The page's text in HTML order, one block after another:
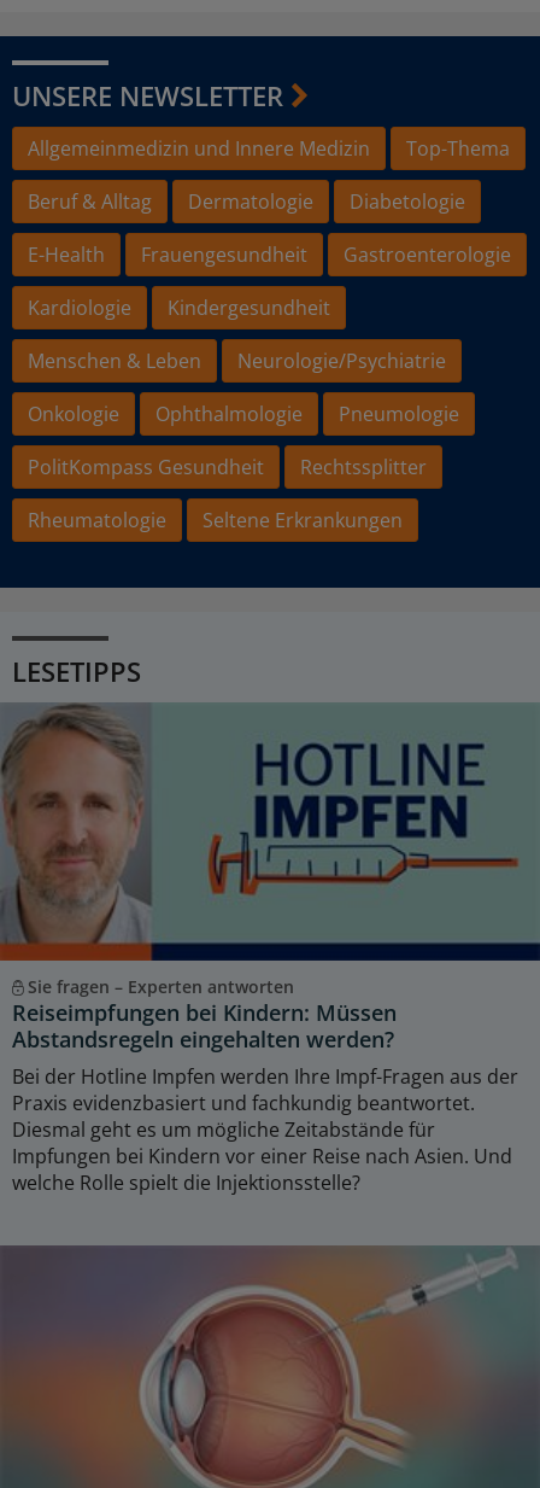
UNSERE NEWSLETTER
Allgemeinmedizin und Innere Medizin
Top-Thema
Beruf & Alltag
Dermatologie
Diabetologie
E-Health
Frauengesundheit
Gastroenterologie
Kardiologie
Kindergesundheit
Menschen & Leben
Neurologie/Psychiatrie
Onkologie
Ophthalmologie
Pneumologie
PolitKompass Gesundheit
Rechtssplitter
Rheumatologie
Seltene Erkrankungen
LESETIPPS
Sie fragen – Experten antworten
Reiseimpfungen bei Kindern: Müssen
Abstandsregeln eingehalten werden?
Bei der Hotline Impfen werden Ihre Impf-Fragen aus der
Praxis evidenzbasiert und fachkundig beantwortet.
Diesmal geht es um mögliche Zeitabstände für
Impfungen bei Kindern vor einer Reise nach Asien. Und
welche Rolle spielt die Injektionsstelle?